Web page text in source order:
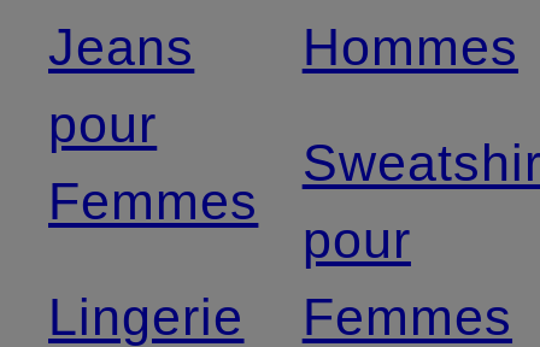
Jeans
pour
Femmes
Lingerie
Hommes
pour
Femmes